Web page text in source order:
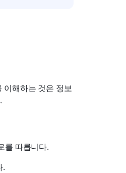
해하는 것은 정보
를 따릅니다.
.